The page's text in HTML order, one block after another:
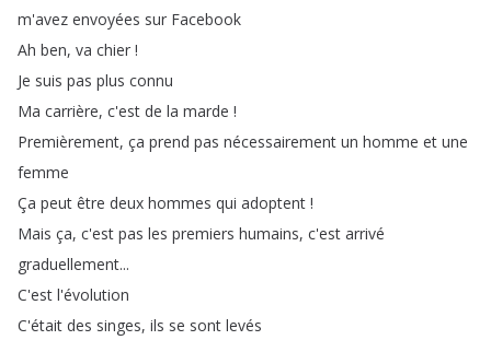
m'avez envoyées sur Facebook
Ah ben, va chier !
Je suis pas plus connu
Ma carrière, c'est de la marde !
Premièrement, ça prend pas nécessairement un homme et une
femme
Ça peut être deux hommes qui adoptent !
Mais ça, c'est pas les premiers humains, c'est arrivé
graduellement...
C'est l'évolution
C'était des singes, ils se sont levés